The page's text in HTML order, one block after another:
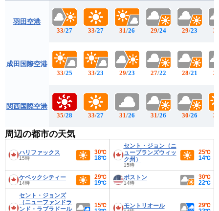
羽田空港
成田国際空港
関西国際空港
33/27
33/25
35/28
33/27
33/23
33/27
31/26
29/23
31/26
29/24
27/22
31/26
29/23
28/21
30/26
周辺の都市の天気
ハリファックス
15時
30℃
18℃
セント・ジョン（ニ
ューブランズウィッ
ク州）
15時
25℃
14℃
ケベックシティー
14時
29℃
19℃
ボストン
14時
30℃
22℃
セント・ジョンズ
（ニューファンドラ
ンド・ラブラドール
15℃
モントリオール
29℃